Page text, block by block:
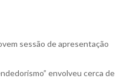
sessão de apresentação
envolveu cerca de